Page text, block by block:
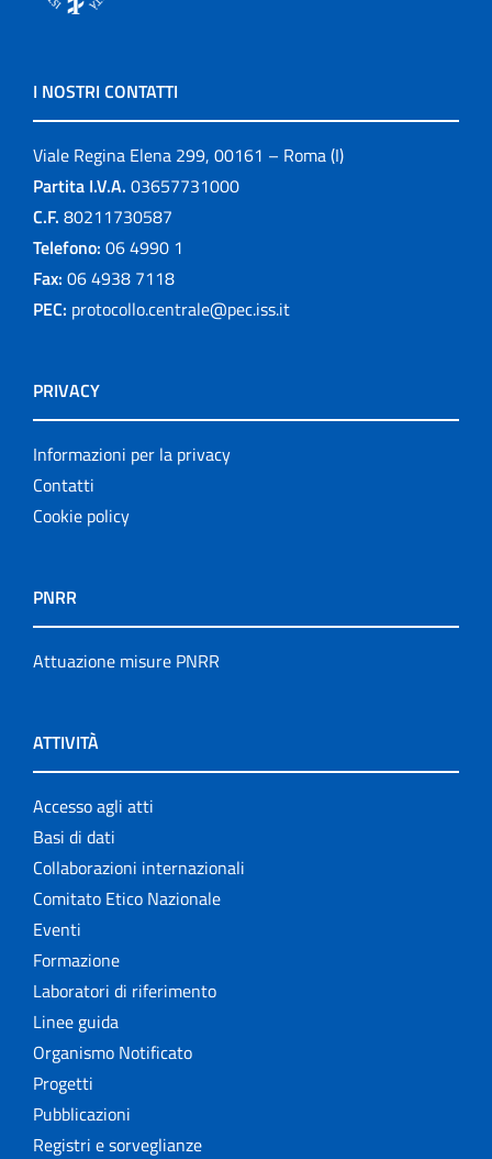
I NOSTRI CONTATTI
Viale Regina Elena 299, 00161 – Roma (I)
Partita I.V.A. 03657731000
C.F. 80211730587
Telefono: 06 4990 1
Fax: 06 4938 7118
PEC: protocollo.centrale@pec.iss.it
PRIVACY
Informazioni per la privacy
Contatti
Cookie policy
PNRR
Attuazione misure PNRR
ATTIVITÀ
Accesso agli atti
Basi di dati
Collaborazioni internazionali
Comitato Etico Nazionale
Eventi
Formazione
Laboratori di riferimento
Linee guida
Organismo Notificato
Progetti
Pubblicazioni
Registri e sorveglianze